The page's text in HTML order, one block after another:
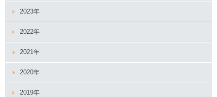
2023年
2022年
2021年
2020年
2019年